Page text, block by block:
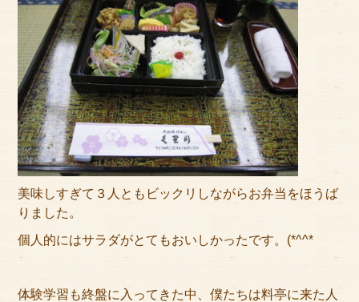
美味しすぎて３人ともビックリしながらお弁当をほうば
りました。
個人的にはサラダがとてもおいしかったです。(*^^*
体験学習も終盤に入ってきた中、僕たちは料亭に来た人